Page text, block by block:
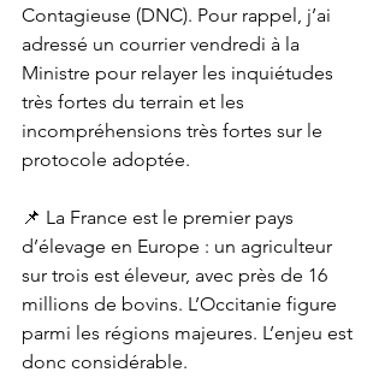
Contagieuse (DNC). Pour rappel, j’ai
adressé un courrier vendredi à la
Ministre pour relayer les inquiétudes
très fortes du terrain et les
incompréhensions très fortes sur le
protocole adoptée.
📌 La France est le premier pays
d’élevage en Europe : un agriculteur
sur trois est éleveur, avec près de 16
millions de bovins. L’Occitanie figure
parmi les régions majeures. L’enjeu est
donc considérable.